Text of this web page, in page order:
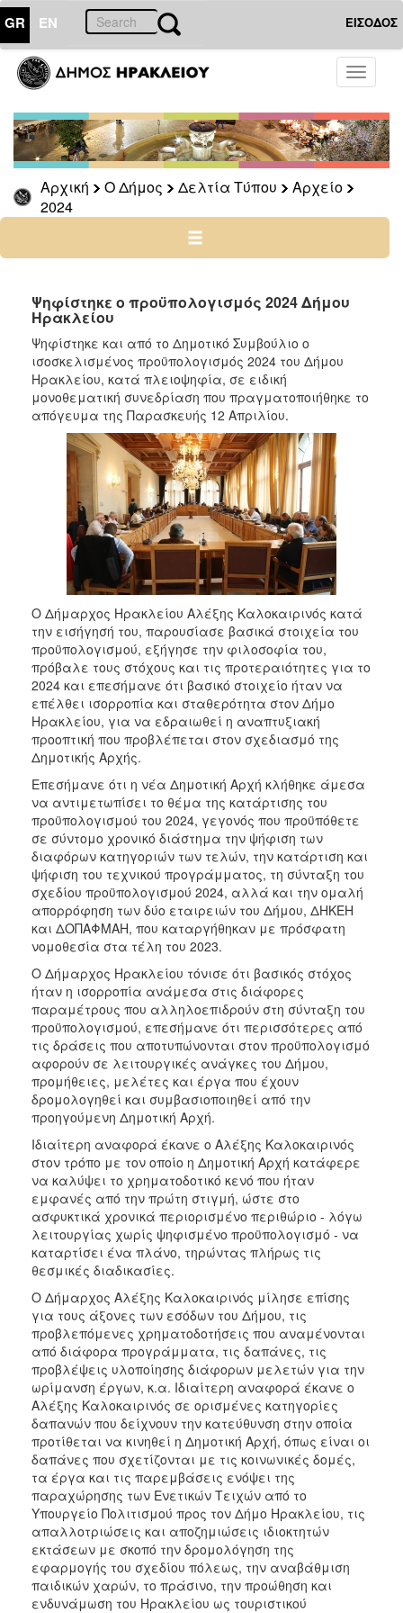
GR EN ΕΙΣΟΔΟΣ
Toggle
Αρχική Ο Δήμος Δελτία Τύπου
Αρχείο
2024
ΔΗΜΟΣ
Δελτία
Τύπου
Αρχείο
2026
2025
2022
2021
2020
2019
2018
2017
2016
2015
2013
2012
2011
2010
2006
ΤΟΠΟΣ
ΠΟΛΙΤΙΣΜΟΣ
ΑΝΘΕΚΤΙΚΗ
ΠΟΛΗ
Ψηφίστηκε ο προϋπολογισμός 2024 Δήμου
Ηρακλείου
Ψηφίστηκε και από το Δημοτικό Συμβούλιο ο
ισοσκελισμένος προϋπολογισμός 2024 του Δήμου
Ηρακλείου, κατά πλειοψηφία, σε ειδική
μονοθεματική συνεδρίαση που πραγματοποιήθηκε το
απόγευμα της Παρασκευής 12 Απριλίου.
Ο Δήμαρχος Ηρακλείου Αλέξης Καλοκαιρινός κατά
την εισήγησή του, παρουσίασε βασικά στοιχεία του
προϋπολογισμού, εξήγησε την φιλοσοφία του,
πρόβαλε τους στόχους και τις προτεραιότητες για το
2024 και επεσήμανε ότι βασικό στοιχείο ήταν να
επέλθει ισορροπία και σταθερότητα στον Δήμο
Ηρακλείου, για να εδραιωθεί η αναπτυξιακή
προοπτική που προβλέπεται στον σχεδιασμό της
Δημοτικής Αρχής.
Επεσήμανε ότι η νέα Δημοτική Αρχή κλήθηκε άμεσα
να αντιμετωπίσει το θέμα της κατάρτισης του
προϋπολογισμού του 2024, γεγονός που προϋπόθετε
σε σύντομο χρονικό διάστημα την ψήφιση των
διαφόρων κατηγοριών των τελών, την κατάρτιση και
ψήφιση του τεχνικού προγράμματος, τη σύνταξη του
σχεδίου προϋπολογισμού 2024, αλλά και την ομαλή
απορρόφηση των δύο εταιρειών του Δήμου, ΔΗΚΕΗ
και ΔΟΠΑΦΜΑΗ, που καταργήθηκαν με πρόσφατη
νομοθεσία στα τέλη του 2023.
Ο Δήμαρχος Ηρακλείου τόνισε ότι βασικός στόχος
ήταν η ισορροπία ανάμεσα στις διάφορες
παραμέτρους που αλληλοεπιδρούν στη σύνταξη του
προϋπολογισμού, επεσήμανε ότι περισσότερες από
τις δράσεις που αποτυπώνονται στον προϋπολογισμό
αφορούν σε λειτουργικές ανάγκες του Δήμου,
προμήθειες, μελέτες και έργα που έχουν
δρομολογηθεί και συμβασιοποιηθεί από την
προηγούμενη Δημοτική Αρχή.
Ιδιαίτερη αναφορά έκανε ο Αλέξης Καλοκαιρινός
στον τρόπο με τον οποίο η Δημοτική Αρχή κατάφερε
να καλύψει το χρηματοδοτικό κενό που ήταν
εμφανές από την πρώτη στιγμή, ώστε στο
ασφυκτικά χρονικά περιορισμένο περιθώριο - λόγω
λειτουργίας χωρίς ψηφισμένο προϋπολογισμό - να
καταρτίσει ένα πλάνο, τηρώντας πλήρως τις
θεσμικές διαδικασίες.
Ο Δήμαρχος Αλέξης Καλοκαιρινός μίλησε επίσης
για τους άξονες των εσόδων του Δήμου, τις
προβλεπόμενες χρηματοδοτήσεις που αναμένονται
από διάφορα προγράμματα, τις δαπάνες, τις
προβλέψεις υλοποίησης διάφορων μελετών για την
ωρίμανση έργων, κ.α. Ιδιαίτερη αναφορά έκανε ο
Αλέξης Καλοκαιρινός σε ορισμένες κατηγορίες
δαπανών που δείχνουν την κατεύθυνση στην οποία
προτίθεται να κινηθεί η Δημοτική Αρχή, όπως είναι οι
δαπάνες που σχετίζονται με τις κοινωνικές δομές,
τα έργα και τις παρεμβάσεις ενόψει της
παραχώρησης των Ενετικών Τειχών από το
Υπουργείο Πολιτισμού προς τον Δήμο Ηρακλείου, τις
απαλλοτριώσεις και αποζημιώσεις ιδιοκτητών
εκτάσεων με σκοπό την δρομολόγηση της
εφαρμογής του σχεδίου πόλεως, την αναβάθμιση
παιδικών χαρών, το πράσινο, την προώθηση και
ενδυνάμωση του Ηρακλείου ως τουριστικού